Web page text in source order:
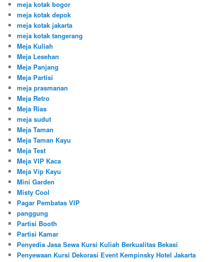
meja kotak bogor
meja kotak depok
meja kotak jakarta
meja kotak tangerang
Meja Kuliah
Meja Lesehan
Meja Panjang
Meja Partisi
meja prasmanan
Meja Retro
Meja Rias
meja sudut
Meja Taman
Meja Taman Kayu
Meja Test
Meja VIP Kaca
Meja Vip Kayu
Mini Garden
Misty Cool
Pagar Pembatas VIP
panggung
Partisi Booth
Partisi Kamar
Penyedia Jasa Sewa Kursi Kuliah Berkualitas Bekasi
Penyewaan Kursi Dekorasi Event Kempinsky Hotel Jakarta